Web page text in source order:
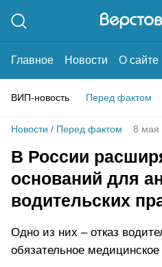
Главное Новости О сайте
ВИП-новость Перед фактом
Новости / Перед фактом 8 мая
В России
оснований для
водительских
Одно из них – отказ
обязательное